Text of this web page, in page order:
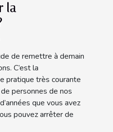
la
de remettre à demain
C’est la
pratique très courante
personnes de nos
que vous avez
pouvez arrêter de